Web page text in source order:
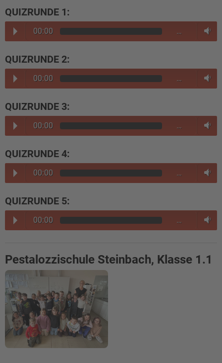
QUIZRUNDE 1:
00:00 …
QUIZRUNDE 2:
00:00 …
QUIZRUNDE 3:
00:00 …
QUIZRUNDE 4:
00:00 …
QUIZRUNDE 5:
00:00 …
Pestalozzischule Steinbach, Klasse 1.1